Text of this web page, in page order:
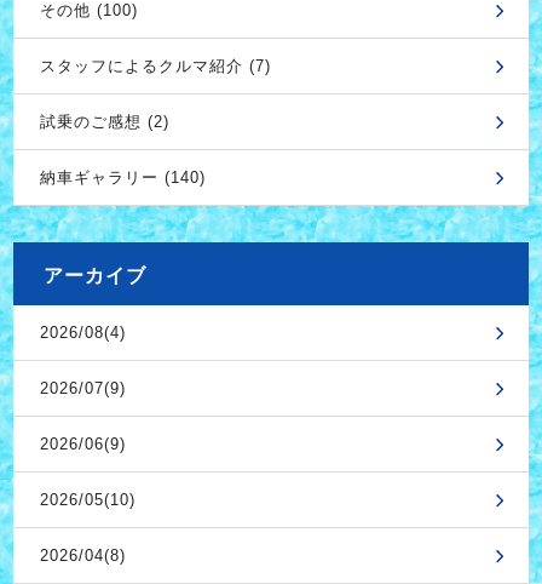
その他 (100)
スタッフによるクルマ紹介 (7)
試乗のご感想 (2)
納車ギャラリー (140)
アーカイブ
2026/08(4)
2026/07(9)
2026/06(9)
2026/05(10)
2026/04(8)